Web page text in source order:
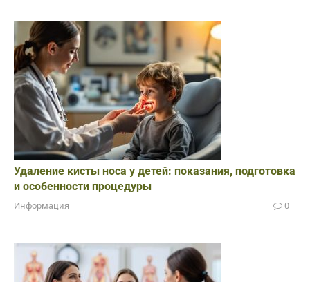
Удаление кисты носа у детей: показания, подготовка
и особенности процедуры
Информация 0